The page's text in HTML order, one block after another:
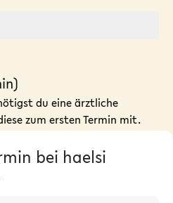
du eine ärztliche
zum ersten Termin mit.
bei haelsi